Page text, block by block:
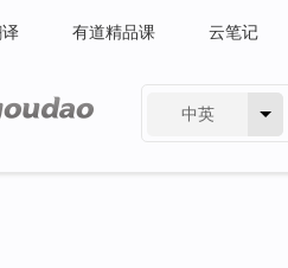
有道精品课 云笔记
中英